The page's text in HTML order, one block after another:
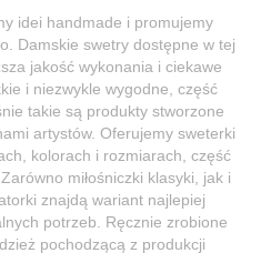
idei handmade i promujemy
Damskie swetry dostępne w tej
jakość wykonania i ciekawe
i niezwykle wygodne, część
takie są produkty stworzone
artystów. Oferujemy sweterki
kolorach i rozmiarach, część
miłośniczki klasyki, jak i
znajdą wariant najlepiej
potrzeb. Ręcznie zrobione
pochodzącą z produkcji